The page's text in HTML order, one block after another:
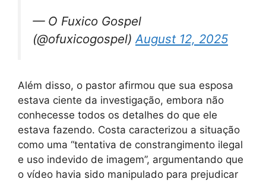
— O Fuxico Gospel
(@ofuxicogospel)August 12, 2025
Além disso, o pastor afirmou que sua esposa
estava ciente da investigação, embora não
conhecesse todos os detalhes do que ele
estava fazendo. Costa caracterizou a situação
como uma “tentativa de constrangimento ilegal
e uso indevido de imagem”, argumentando que
o vídeo havia sido manipulado para prejudicar